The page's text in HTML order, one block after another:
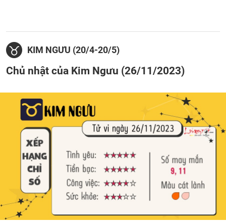
KIM NGƯU (20/4-20/5)
Chủ nhật của Kim Ngưu (26/11/2023)